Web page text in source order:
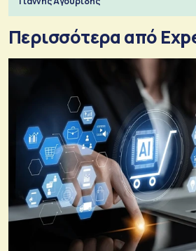
Περισσότερα από